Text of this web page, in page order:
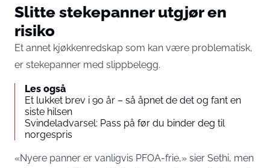
Slitte stekepanner utgjør en
risiko
Et annet kjøkkenredskap som kan være problematisk,
er stekepanner med slippbelegg.
Les også
Et lukket brev i 90 år – så åpnet de det og fant en
siste hilsen
Svindeladvarsel: Pass på før du binder deg til
norgespris
«Nyere panner er vanligvis PFOA-frie,» sier Sethi, men